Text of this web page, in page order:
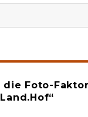
die Foto-